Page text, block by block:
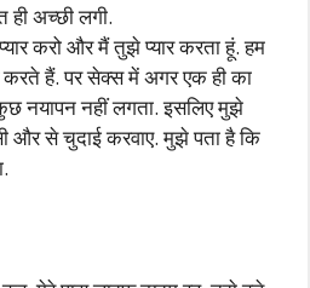
अच्छी लगी.
करो और मैं तुझे प्यार करता हूं. हम
करते हैं. पर सेक्स में अगर एक ही का
नयापन नहीं लगता. इसलिए मुझे
और से चुदाई करवाए. मुझे पता है कि